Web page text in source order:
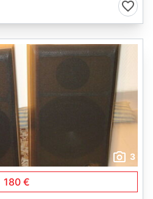
3
180 €